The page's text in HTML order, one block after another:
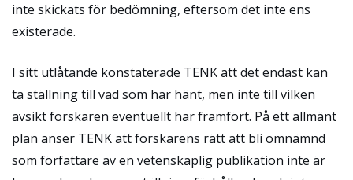
inte skickats för bedömning, eftersom det inte ens
existerade.
I sitt utlåtande konstaterade TENK att det endast kan
ta ställning till vad som har hänt, men inte till vilken
avsikt forskaren eventuellt har framfört. På ett allmänt
plan anser TENK att forskarens rätt att bli omnämnd
som författare av en vetenskaplig publikation inte är